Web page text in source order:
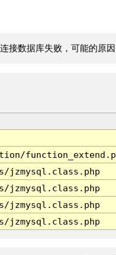
接数据库失败，可能的原
jzmysql.class.php
jzmysql.class.php
jzmysql.class.php
jzmysql.class.php